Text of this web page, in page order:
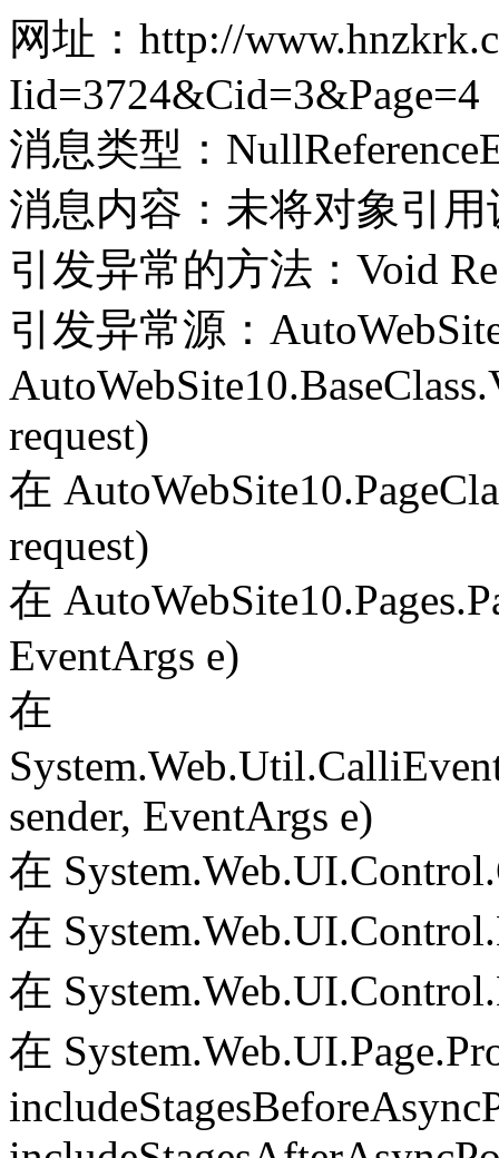
网址：http://
Iid=3724&Cid=3&Page=4
消息类型：
消息内容：未将对象引
引发异常的方法：Void
引发异常源：
request)
在
request)
在
EventArgs e)
在
sender, EventArgs e)
在
在
在
在